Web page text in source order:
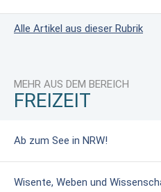
Alle Artikel aus dieser Rubrik
MEHR AUS DEM BEREICH
FREIZEIT
Ab zum See in NRW!
Wisente, Weben und